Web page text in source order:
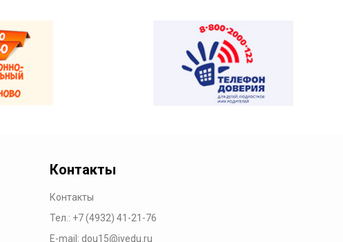
Контакты
Контакты
Тел.: +7 (4932) 41-21-76
E-mail: dou15@ivedu.ru